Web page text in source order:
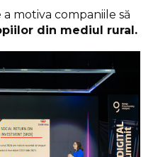
motiva companiile să
din mediul rural.